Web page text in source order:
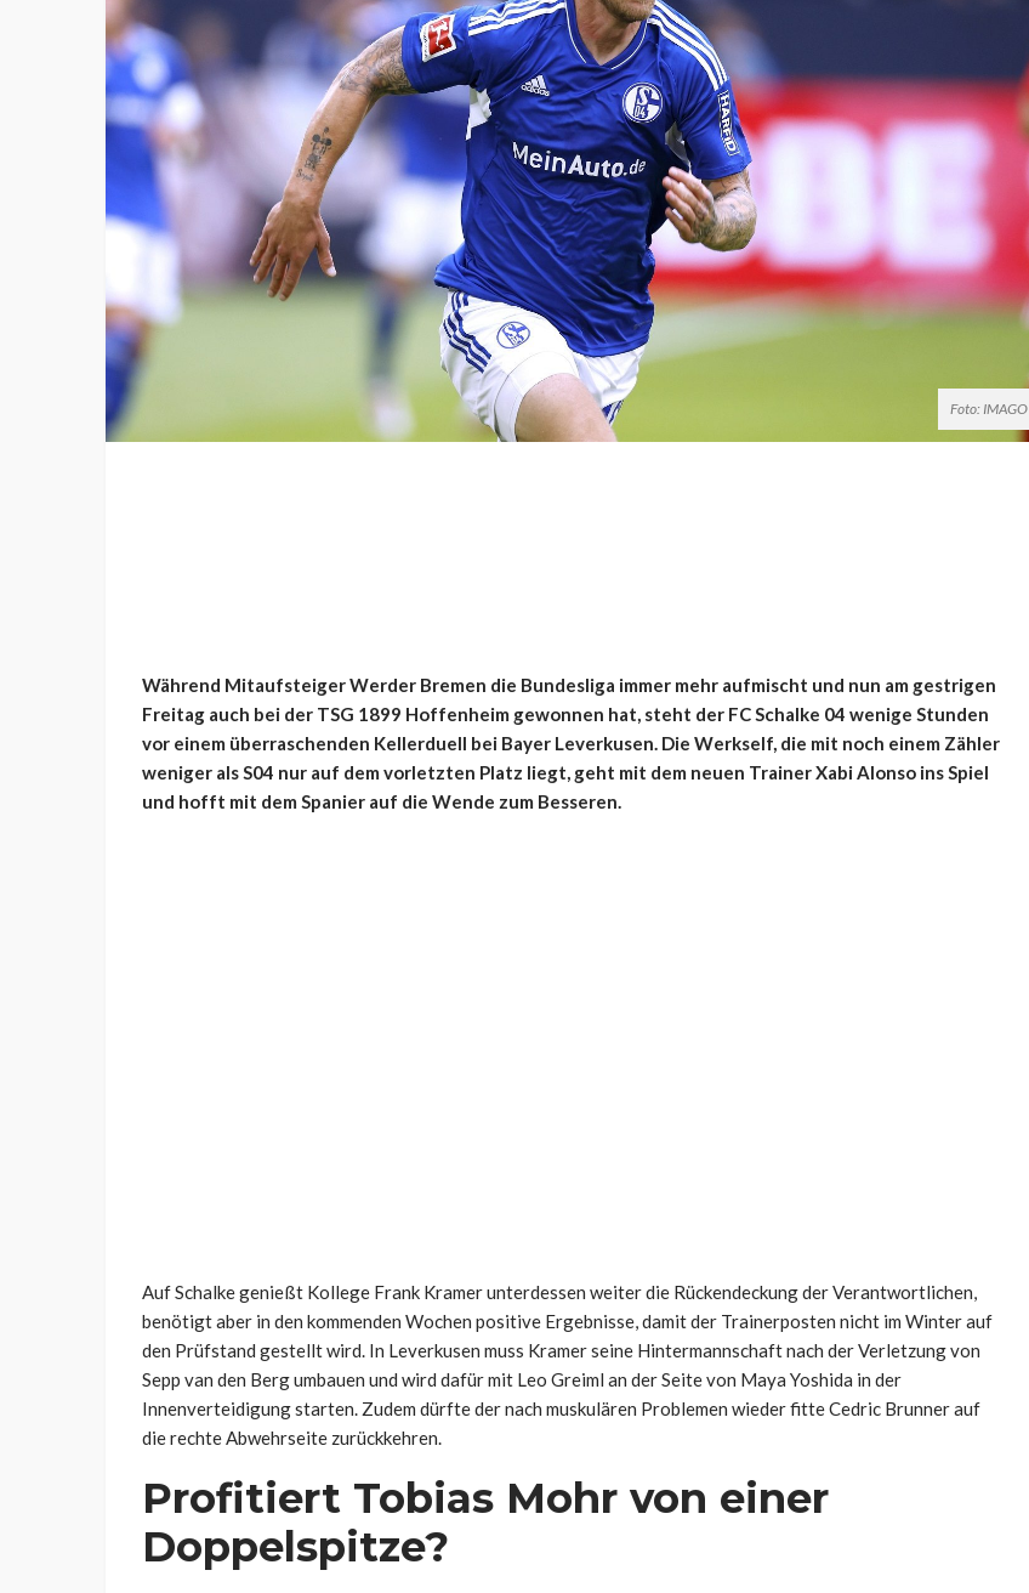
Foto: IMAGO
Während Mitaufsteiger Werder Bremen die Bundesliga immer mehr aufmischt und nun am gestrigen
Freitag auch bei der TSG 1899 Hoffenheim gewonnen hat, steht der FC Schalke 04 wenige Stunden
vor einem überraschenden Kellerduell bei Bayer Leverkusen. Die Werkself, die mit noch einem Zähler
weniger als S04 nur auf dem vorletzten Platz liegt, geht mit dem neuen Trainer Xabi Alonso ins Spiel
und hofft mit dem Spanier auf die Wende zum Besseren.
Auf Schalke genießt Kollege Frank Kramer unterdessen weiter die Rückendeckung der Verantwortlichen,
benötigt aber in den kommenden Wochen positive Ergebnisse, damit der Trainerposten nicht im Winter auf
den Prüfstand gestellt wird. In Leverkusen muss Kramer seine Hintermannschaft nach der Verletzung von
Sepp van den Berg umbauen und wird dafür mit Leo Greiml an der Seite von Maya Yoshida in der
Innenverteidigung starten. Zudem dürfte der nach muskulären Problemen wieder fitte Cedric Brunner auf
die rechte Abwehrseite zurückkehren.
Profitiert Tobias Mohr von einer
Doppelspitze?